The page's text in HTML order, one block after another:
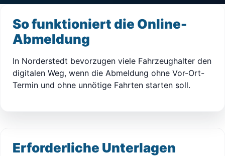
So funktioniert die Online-
Abmeldung
In Norderstedt bevorzugen viele Fahrzeughalter den
digitalen Weg, wenn die Abmeldung ohne Vor-Ort-
Termin und ohne unnötige Fahrten starten soll.
Erforderliche Unterlagen